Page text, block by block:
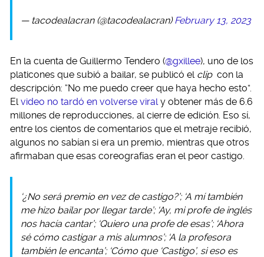
— tacodealacran (@tacodealacran)February 13, 2023
En la cuenta de Guillermo Tendero (@gxillee), uno de los
platicones que subió a bailar, se publicó el clip con la
descripción: “No me puedo creer que haya hecho esto”.
Elvideo no tardó en volverse viraly obtener más de 6.6
millones de reproducciones, al cierre de edición. Eso sí,
entre los cientos de comentarios que el metraje recibió,
algunos no sabían si era un premio, mientras que otros
afirmaban que esas coreografías eran el peor castigo.
‘¿No será premio en vez de castigo?’; ‘A mí también
me hizo bailar por llegar tarde’; ‘Ay, mi profe de inglés
nos hacía cantar’; ‘Quiero una profe de esas’; ‘Ahora
sé cómo castigar a mis alumnos’; ‘A la profesora
también le encanta’; ‘Cómo que ‘Castigo’, si eso es